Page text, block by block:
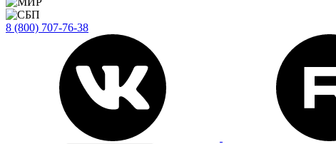
8 (800) 707-76-38